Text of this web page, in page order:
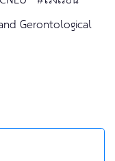
Gerontological